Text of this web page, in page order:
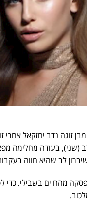
זוגה נדב יחזקאל אחרי
(שני), בעודה מחלימה
לב שהיא חווה
מהחיים בשבילי, כדי